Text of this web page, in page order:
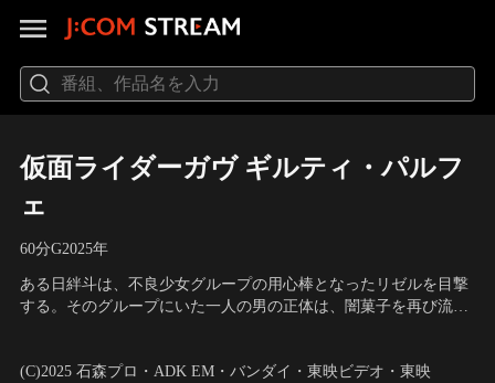
仮面ライダーガヴ ギルティ・パルフ
ェ
60分G2025年
ある日絆斗は、不良少女グループの用心棒となったリゼルを目撃
する。そのグループにいた一人の男の正体は、闇菓子を再び流通
していた。さらに、ボッカに恨みを抱く、グラニュートが出現
(C)2025 石森プロ・ADK EM・バンダイ・東映ビデオ・東映